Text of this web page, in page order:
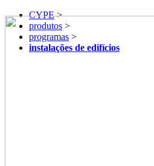
CYPE>
produtos >
programas >
instalações de edifícios